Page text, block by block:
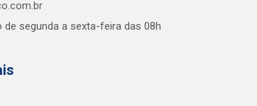
de segunda a sexta-feira das 08h